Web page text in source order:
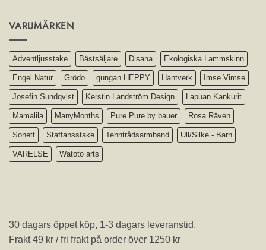
VARUMÄRKEN
Adventljusstake Bästsäljare Disana Ekologiska Lammskinn
Engel Natur Grödo gungan HEPPY Hantverk Imse Vimse
Josefin Sundqvist Kerstin Landström Design Lapuan Kankurit
Mamalila ManyMonths Pure Pure by bauer Rosa Räven
Sonett Staffansstake Tenntrådsarmband Ull/Silke - Barn
VARELSE Watoto arts
30 dagars öppet köp, 1-3 dagars leveranstid.
Frakt 49 kr / fri frakt på order över 1250 kr